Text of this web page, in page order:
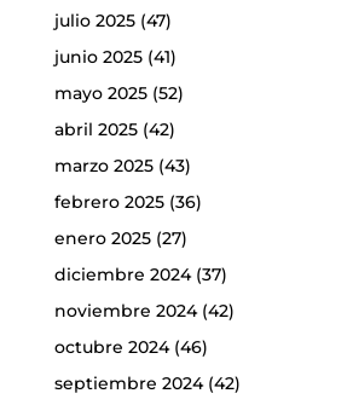
julio 2025(47)
junio 2025(41)
mayo 2025(52)
abril 2025(42)
marzo 2025(43)
febrero 2025(36)
enero 2025(27)
diciembre 2024(37)
noviembre 2024(42)
octubre 2024(46)
septiembre 2024(42)